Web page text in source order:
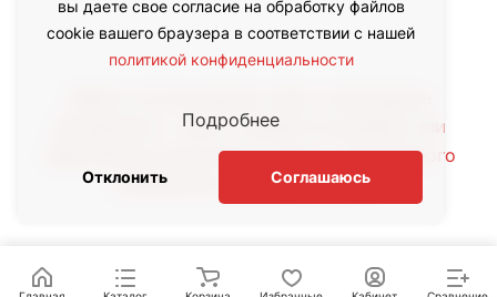
вы даете свое согласие на обработку файлов
cookie вашего браузера в соответствии с нашей
политикой конфиденциальности
Подробнее
Отклонить Соглашаюсь
материалов с сайта, элементов дизайна или
оформления допускается лишь с письменного
разрешения правообладателя.